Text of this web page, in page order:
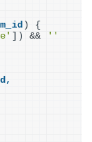
)
{
]) &&
''